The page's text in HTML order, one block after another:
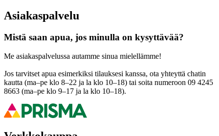
Asiakaspalvelu
Mistä saan apua, jos minulla on kysyttävää?
Me asiakaspalvelussa autamme sinua mielellämme!
Jos tarvitset apua esimerkiksi tilauksesi kanssa, ota yhteyttä chatin
kautta (ma–pe klo 8–22 ja la klo 10–18) tai soita numeroon 09 4245
8663 (ma–pe klo 9–17 ja la klo 10–18).